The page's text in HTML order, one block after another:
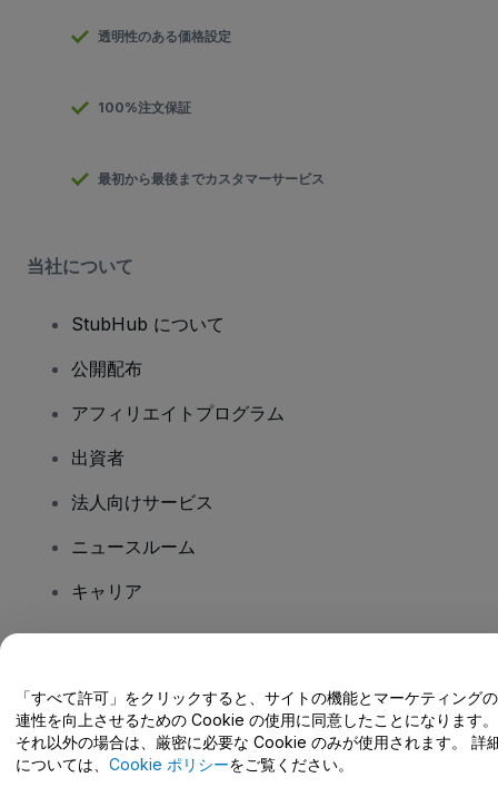
透明性のある価格設定
100%注文保証
最初から最後までカスタマーサービス
当社について
StubHub について
公開配布
アフィリエイトプログラム
出資者
法人向けサービス
ニュースルーム
キャリア
ヘルプセンター / こちらまでご連絡下さい
「すべて許可」をクリックすると、サイトの機能とマーケティング
連性を向上させるための Cookie の使用に同意したことになります。
それ以外の場合は、厳密に必要な Cookie のみが使用されます。 詳
については、 Cookie ポリシーをご覧ください。